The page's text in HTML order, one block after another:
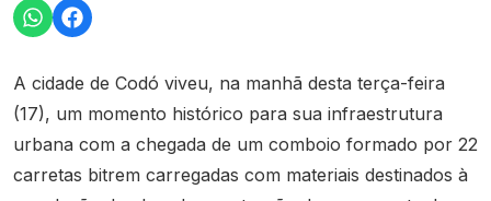
A cidade de Codó viveu, na manhã desta terça-feira
(17), um momento histórico para sua infraestrutura
urbana com a chegada de um comboio formado por 22
carretas bitrem carregadas com materiais destinados à